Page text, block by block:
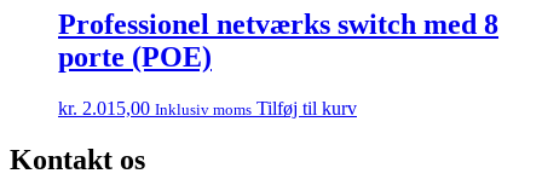
Professionel netværks switch med 8
porte (POE)
kr. 2.015,00 Inklusiv moms Tilføj til kurv
Kontakt os